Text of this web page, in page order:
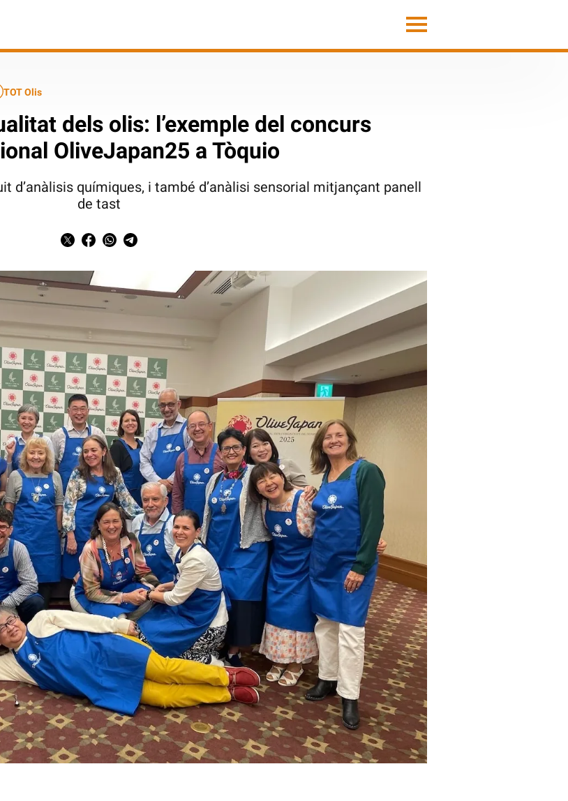
TOT Olis
dels olis: l’exemple del concurs
OliveJapan25 a Tòquio
d’anàlisis químiques, i també d’anàlisi sensorial mitjançant panell
de tast